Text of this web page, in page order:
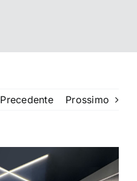
Precedente Prossimo